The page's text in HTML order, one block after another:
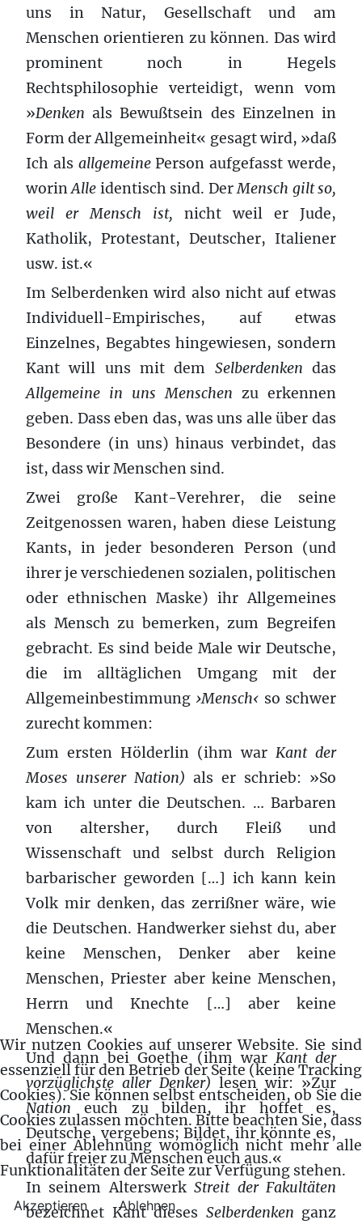
uns in Natur, Gesellschaft und am
Menschen orientieren zu können. Das wird
prominent noch in Hegels
Rechtsphilosophie verteidigt, wenn vom
»Denken als Bewußtsein des Einzelnen in
Form der Allgemeinheit« gesagt wird, »daß
Ich als allgemeinePerson aufgefasst werde,
worinAlle identisch sind. DerMensch gilt so,
weil er Mensch ist, nicht weil er Jude,
Katholik, Protestant, Deutscher, Italiener
usw. ist.«
Im Selberdenken wird also nicht auf etwas
Individuell-Empirisches, auf etwas
Einzelnes, Begabtes hingewiesen, sondern
Kant will uns mit dem Selberdenken das
Allgemeine in uns Menschen zu erkennen
geben. Dass eben das, was uns alle über das
Besondere (in uns) hinaus verbindet, das
ist, dass wir Menschen sind.
Zwei große Kant-Verehrer, die seine
Zeitgenossen waren, haben diese Leistung
Kants, in jeder besonderen Person (und
ihrer je verschiedenen sozialen, politischen
oder ethnischen Maske) ihr Allgemeines
als Mensch zu bemerken, zum Begreifen
gebracht. Es sind beide Male wir Deutsche,
die im alltäglichen Umgang mit der
Allgemeinbestimmung ›Mensch‹ so schwer
zurecht kommen:
Zum ersten Hölderlin (ihm war Kant der
Moses unserer Nation) als er schrieb: »So
kam ich unter die Deutschen. … Barbaren
von altersher, durch Fleiß und
Wissenschaft und selbst durch Religion
barbarischer geworden […] ich kann kein
Volk mir denken, das zerrißner wäre, wie
die Deutschen. Handwerker siehst du, aber
keine Menschen, Denker aber keine
Menschen, Priester aber keine Menschen,
Herrn und Knechte […] aber keine
Menschen.«
Und dann bei Goethe (ihm war Kant der
vorzüglichste aller Denker) lesen wir: »Zur
Nation euch zu bilden, ihr hoffet es,
Deutsche, vergebens; Bildet, ihr könnte es,
dafür freier zu Menschen euch aus.«
In seinem AlterswerkStreit der Fakultäten
bezeichnet Kant dieses Selberdenken ganz
Wir nutzen Cookies auf unserer Website. Sie sind
essenziell für den Betrieb der Seite (keine Tracking
Cookies). Sie können selbst entscheiden, ob Sie die
Cookies zulassen möchten. Bitte beachten Sie, dass
bei einer Ablehnung womöglich nicht mehr alle
Funktionalitäten der Seite zur Verfügung stehen.
Akzeptieren Ablehnen